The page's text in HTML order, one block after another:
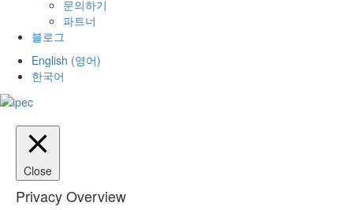
문의하기
파트너
블로그
English (영어)
한국어
Close
Privacy Overview